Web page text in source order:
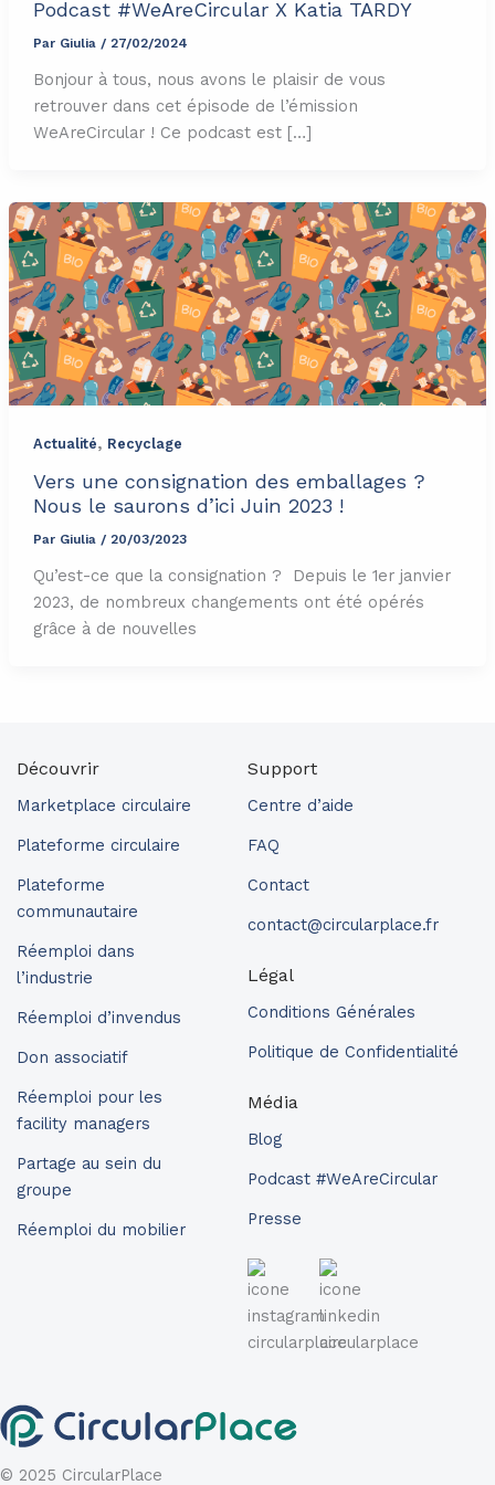
Podcast #WeAreCircular X Katia TARDY
Par Giulia / 27/02/2024
Bonjour à tous, nous avons le plaisir de vous
retrouver dans cet épisode de l’émission
WeAreCircular ! Ce podcast est […]
Actualité, Recyclage
Vers une consignation des emballages ?
Nous le saurons d’ici Juin 2023 !
Par Giulia / 20/03/2023
Qu’est-ce que la consignation ? Depuis le 1er janvier
2023, de nombreux changements ont été opérés
grâce à de nouvelles
Découvrir
Marketplace circulaire
Plateforme circulaire
Plateforme
communautaire
Réemploi dans
l’industrie
Réemploi d’invendus
Don associatif
Réemploi pour les
facility managers
Partage au sein du
groupe
Réemploi du mobilier
Support
Centre d’aide
FAQ
Contact
contact@circularplace.fr
Légal
Conditions Générales
Politique de Confidentialité
Média
Blog
Podcast #WeAreCircular
Presse
© 2025 CircularPlace